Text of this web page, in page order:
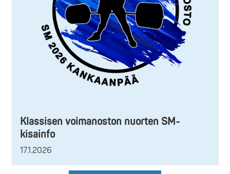
Klassisen voimanoston nuorten SM-
kisainfo
17.1.2026